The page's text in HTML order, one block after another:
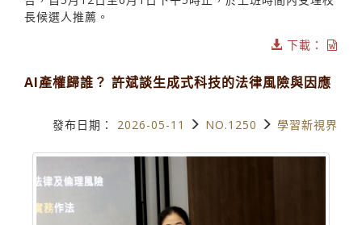
長候選人推薦。
下載：
AI產權歸誰？ 許斌談生成式科技的法律風險與因應
發布日期： 2026-05-11 NO.1250 學習新視界